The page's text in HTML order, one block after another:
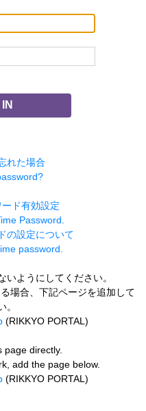
れた場合
ド有効設定
Password.
の設定について
password.
いようにしてください。
場合、下記ページを追加して
。
(RIKKYO PORTAL)
page directly.
add the page below.
(RIKKYO PORTAL)